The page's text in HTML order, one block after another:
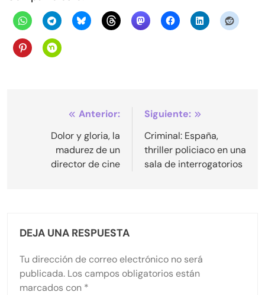
Navegación
entradas
Anterior:
Dolor y gloria, la
madurez de un
director de cine
Siguiente:
Criminal: España,
thriller policiaco en una
sala de interrogatorios
DEJA UNA RESPUESTA
Tu dirección de correo electrónico no será
publicada. Los campos obligatorios están
marcados con *